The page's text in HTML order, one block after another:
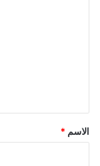
*
الاسم *